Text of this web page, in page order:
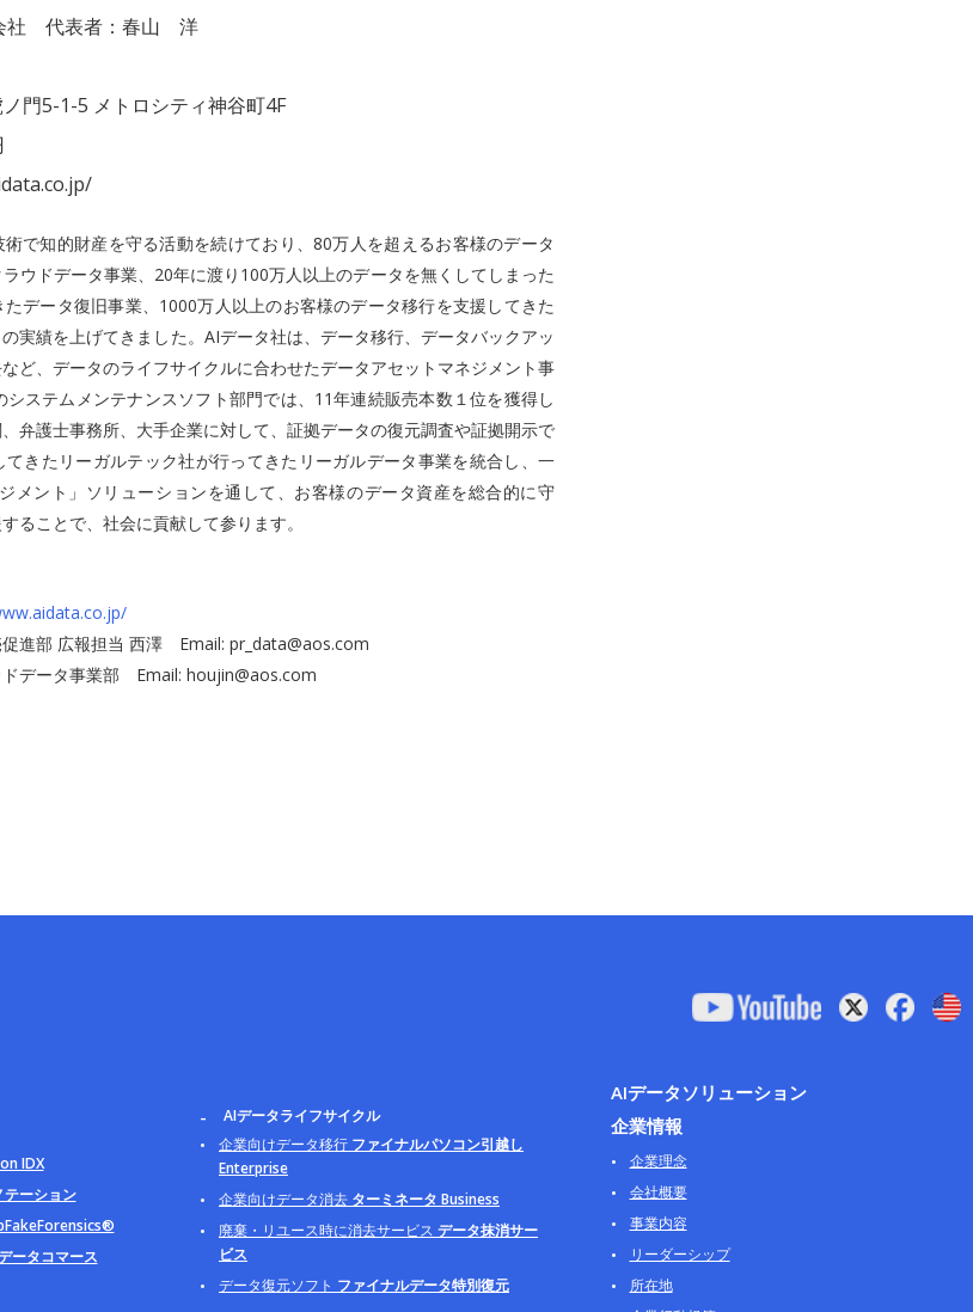
社 代表者：春山 洋
門5-1-5 メトロシティ神谷町4F
で知的財産を守る活動を続けており、80万人を超えるお客様のデータ
ウドデータ事業、20年に渡り100万人以上のデータを無くしてしまった
データ復旧事業、1000万人以上のお客様のデータ移行を支援してきた
実績を上げてきました。AIデータ社は、データ移行、データバックアッ
ど、データのライフサイクルに合わせたデータアセットマネジメント事
ステムメンテナンスソフト部門では、11年連続販売本数１位を獲得し
弁護士事務所、大手企業に対して、証拠データの復元調査や証拠開示で
きたリーガルテック社が行ってきたリーガルデータ事業を統合し、一
メント」ソリューションを通して、お客様のデータ資産を総合的に守
ることで、社会に貢献して参ります。
進部 広報担当 西澤 Email: pr_data@aos.com
データ事業部 Email: houjin@aos.com
IDX
テーション
ータコマース
AIデータライフサイクル
企業向けデータ移行 ファイナルパソコン引越し
Enterprise
企業向けデータ消去 ターミネータ Business
廃棄・リユース時に消去サービス データ抹消サー
ビス
データ復元ソフト ファイナルデータ特別復元
AIデータソリューション
企業情報
企業理念
会社概要
事業内容
リーダーシップ
所在地